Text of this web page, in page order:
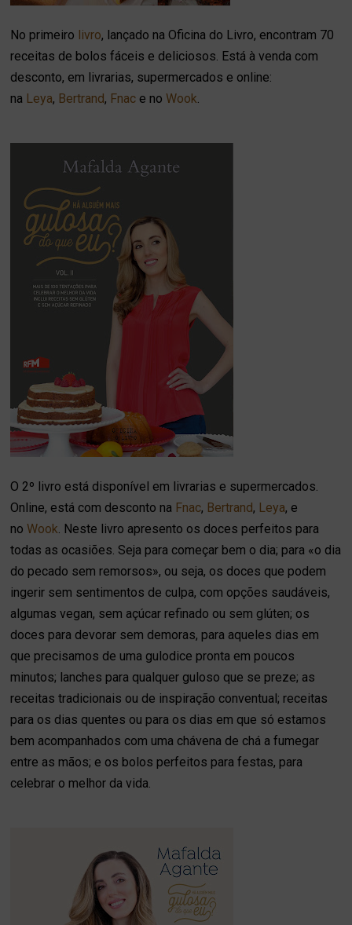
No primeiro livro, lançado na Oficina do Livro, encontram 70
receitas de bolos fáceis e deliciosos. Está à venda com
desconto, em livrarias, supermercados e online:
na Leya, Bertrand, Fnac e noWook
O 2º livro está disponível em livrarias e supermercados.
Online, está com desconto na Fnac, Bertrand, Leya, e
noWook . Neste livro apresento os doces perfeitos para
todas as ocasiões. Seja para começar bem o dia; para «o dia
do pecado sem remorsos», ou seja, os doces que podem
ingerir sem sentimentos de culpa, com opções saudáveis,
algumas vegan, sem açúcar refinado ou sem glúten; os
doces para devorar sem demoras, para aqueles dias em
que precisamos de uma gulodice pronta em poucos
minutos; lanches para qualquer guloso que se preze; as
receitas tradicionais ou de inspiração conventual; receitas
para os dias quentes ou para os dias em que só estamos
bem acompanhados com uma chávena de chá a fumegar
entre as mãos; e os bolos perfeitos para festas, para
celebrar o melhor da vida.